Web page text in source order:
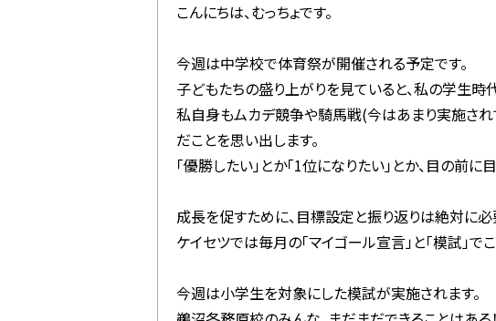
こんにちは、むっちょです。
今週は中学校で体育祭が開催される予定です。
子どもたちの盛り上がりを見ていると、私の学生時
私自身もムカデ競争や騎馬戦(今はあまり実施さ
だことを思い出します。
「優勝したい」とか「1位になりたい」とか、目の前
成長を促すために、目標設定と振り返りは絶対に必
ケイセツでは毎月の「マイゴール宣言」と「模試」
今週は小学生を対象にした模試が実施されます。